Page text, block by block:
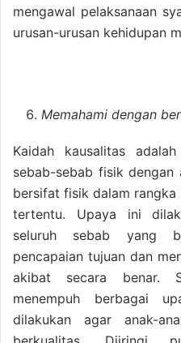
mengawal pelaksanaan
urusan-urusan kehidupan
Memahami dengan
Kaidah kausalitas
sebab-sebab fisik
bersifat fisik dalam
tertentu. Upaya ini
seluruh sebab yang
pencapaian tujuan dan
akibat secara benar.
menempuh berbagai
dilakukan agar anak-